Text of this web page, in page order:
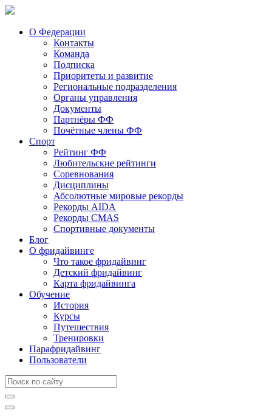
О Федерации
Контакты
Команда
Подписка
Приоритеты и развитие
Региональные подразделения
Органы управления
Документы
Партнёры ФФ
Почётные члены ФФ
Спорт
Рейтинг ФФ
Любительские рейтинги
Соревнования
Дисциплины
Абсолютные мировые рекорды
Рекорды AIDA
Рекорды CMAS
Спортивные документы
Блог
О фридайвинге
Что такое фридайвинг
Детский фридайвинг
Карта фридайвинга
Обучение
История
Курсы
Путешествия
Тренировки
Парафридайвинг
Пользователи